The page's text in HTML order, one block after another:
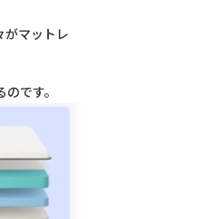
がマットレ
です。